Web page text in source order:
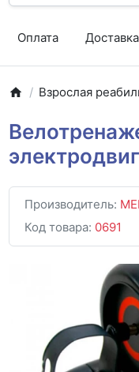
Оплата Доставка
Взрослая
Производитель:
Код товара: 0691